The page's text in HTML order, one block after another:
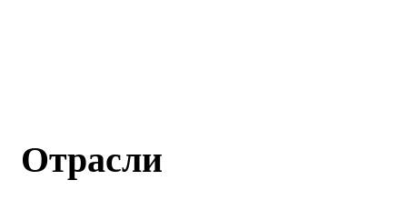
Отрасли